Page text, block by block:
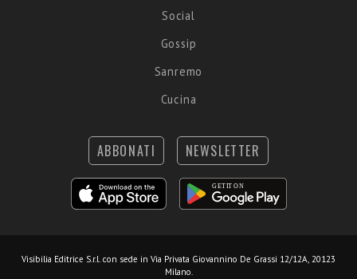
Social
Gossip
Sanremo
Cucina
ABBONATI NEWSLETTER
Visibilia Editrice S.r.l. con sede in Via Privata Giovannino De Grassi 12/12A, 20123
Milano.